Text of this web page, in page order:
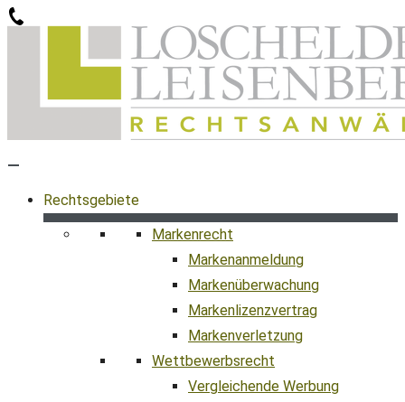
Zum
Rechtsgebiete
Markenrecht
Markenanmeldung
Markenüberwachung
Markenlizenzvertrag
Markenverletzung
Wettbewerbsrecht
Vergleichende Werbung